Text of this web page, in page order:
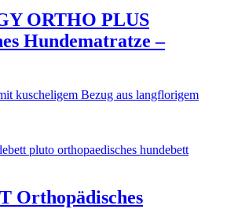
ORTHO PLUS
Hundematratze –
kuscheligem Bezug aus langflorigem
Orthopädisches